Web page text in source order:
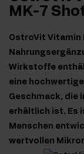
MK-7
OstroVit Vitamin
Wirkstoffe
eine
Geschmack, die
erhältlich ist. Es
Menschen
wertvollen